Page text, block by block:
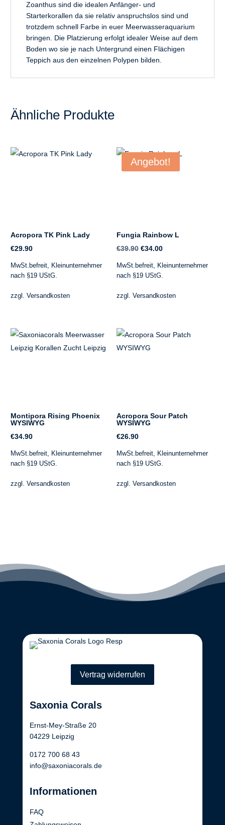
Zoanthus sind die idealen Anfänger- und
Starterkorallen da sie relativ anspruchslos sind und
trotzdem schnell Farbe in euer Meerwasseraquarium
bringen. Die Platzierung erfolgt idealer Weise auf dem
Boden wo sie je nach Untergrund einen Flächigen
Teppich aus den einzelnen Polypen bilden.
Ähnliche Produkte
Acropora TK Pink Lady
€29.90
MwSt.befreit, Kleinunternehmer
nach §19 UStG.
zzgl. Versandkosten
Angebot!
Fungia Rainbow L
€39.90 Ursprünglicher
Preis
war:
€34.00Aktueller
Preis
MwSt.befreit, Kleinunternehmer
nach §19 UStG.
zzgl.Versandkosten
Montipora Rising Phoenix
WYSIWYG
€34.90
MwSt.befreit, Kleinunternehmer
nach §19 UStG.
zzgl. Versandkosten
Acropora Sour Patch
WYSIWYG
€26.90
MwSt.befreit, Kleinunternehmer
nach §19 UStG.
zzgl.Versandkosten
Vertrag widerrufen
Saxonia Corals
Ernst-Mey-Straße 20
04229 Leipzig
0172 700 68 43
info@saxoniacorals.de
Informationen
FAQ